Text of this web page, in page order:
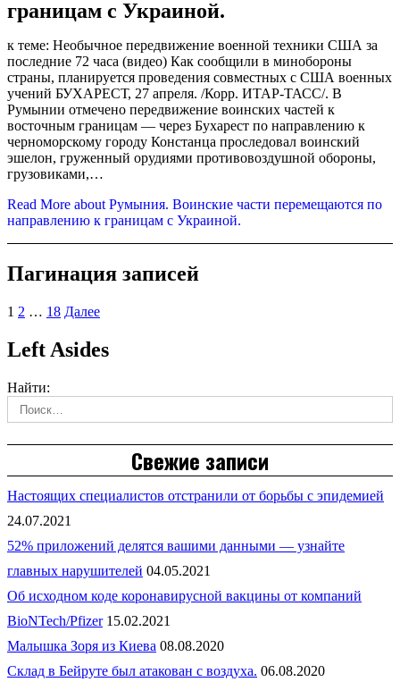
границам с Украиной.
к теме: Необычное передвижение военной техники США за
последние 72 часа (видео) Как сообщили в минобороны
страны, планируется проведения совместных с США военных
учений БУХАРЕСТ, 27 апреля. /Корр. ИТАР-ТАСС/. В
Румынии отмечено передвижение воинских частей к
восточным границам — через Бухарест по направлению к
черноморскому городу Констанца проследовал воинский
эшелон, груженный орудиями противовоздушной обороны,
грузовиками,…
Read More about Румыния. Воинские части перемещаются по
направлению к границам с Украиной.
Пагинация записей
1 2 … 18 Далее
Left Asides
Найти:
Свежие записи
Настоящих специалистов отстранили от борьбы с эпидемией
24.07.2021
52% приложений делятся вашими данными — узнайте
главных нарушителей 04.05.2021
Об исходном коде коронавирусной вакцины от компаний
BioNTech/Pfizer 15.02.2021
Малышка Зоря из Киева 08.08.2020
Склад в Бейруте был атакован с воздуха. 06.08.2020